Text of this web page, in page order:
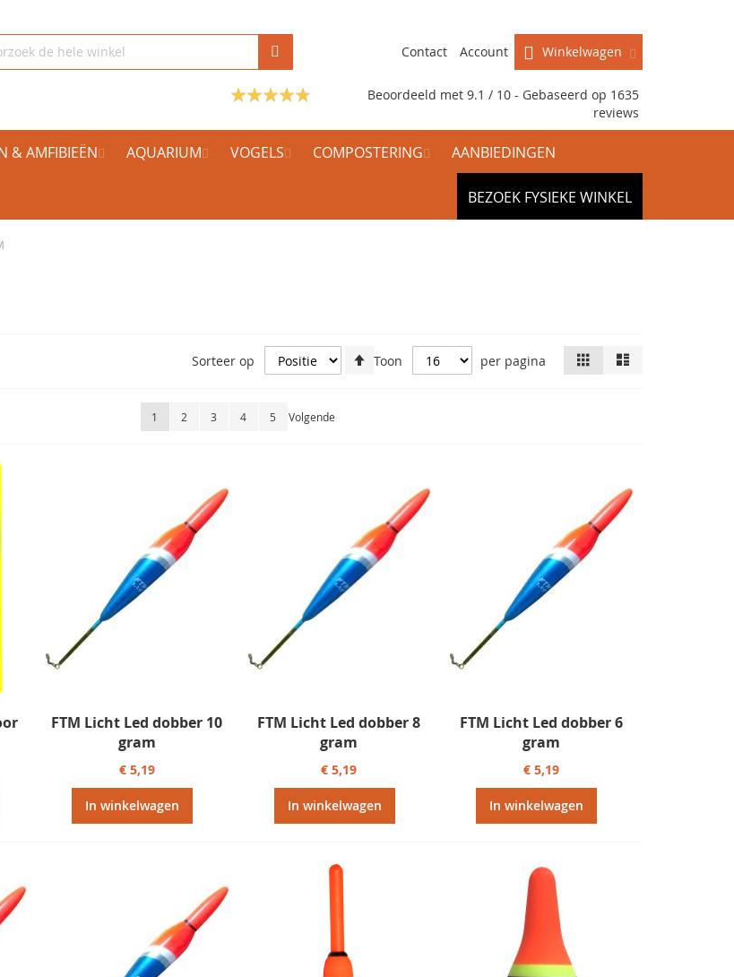
Winkelwagen
Contact Account
Beoordeeld met 9.1 / 10 - Gebaseerd op 1635
reviews
& AMFIBIEËN AQUARIUM VOGELS COMPOSTERING AANBIEDINGEN
BEZOEK FYSIEKE WINKEL
Tonen
als
Foto-
tabel
Toon per pagina
Sorteer op
Van
hoog
Pagina
U lees momenteel pagina
1 Pagina
2 Pagina
3 Pagina
4 Pagina
5 Pagina
Volgende
FTM Licht Led dobber 10
gram
€ 5,19
In winkelwagen
FTM Licht Led dobber 8
gram
€ 5,19
In winkelwagen
FTM Licht Led dobber 6
gram
€ 5,19
In winkelwagen